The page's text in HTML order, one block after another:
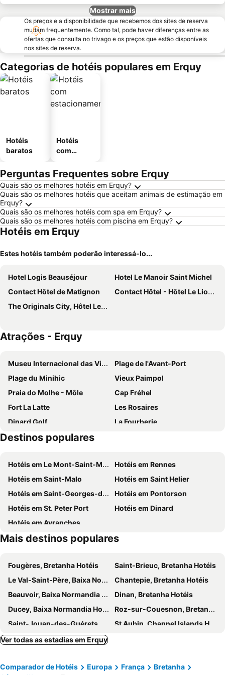
Mostrar mais
Os preços e a disponibilidade que recebemos dos sites de reserva
mudam frequentemente. Como tal, pode haver diferenças entre as
ofertas que consulta no trivago e os preços que estão disponíveis
nos sites de reserva.
Categorias de hotéis populares em Erquy
Hotéis
baratos
Hotéis
com
mento
Perguntas Frequentes sobre Erquy
Quais são os melhores hotéis em Erquy?
Quais são os melhores hotéis que aceitam animais de estimação em
Erquy?
Quais são os melhores hotéis com spa em Erquy?
Quais são os melhores hotéis com piscina em Erquy?
Hotéis em Erquy
Estes hotéis também poderão interessá-lo...
Hotel Logis Beauséjour
Hotel Le Manoir Saint Michel
Contact Hôtel de Matignon
Contact Hôtel - Hôtel Le Lion d'Or Lamballe
The Originals City, Hôtel Les Caps, Saint-Brieuc Est
Atrações - Erquy
Museu Internacional das Viagens de Longo Curso pelo Cabo Horn
Plage de l'Avant-Port
Plage du Minihic
Vieux Paimpol
Praia do Molhe - Môle
Cap Fréhel
Fort La Latte
Les Rosaires
Dinard Golf
La Fourberie
Aeroporto de Dinard Pleurtuit Saint-Malo
Plage des Chevrets
Le Moulin à Marée du Birlot
Temple de Lanleff
Destinos populares
Hotéis em Le Mont-Saint-Michel
Hotéis em Rennes
Hotéis em Saint-Malo
Hotéis em Saint Helier
Hotéis em Saint-Georges-de-Gréhaigne
Hotéis em Pontorson
Hotéis em St. Peter Port
Hotéis em Dinard
Hotéis em Avranches
Mais destinos populares
Fougères, Bretanha Hotéis
Saint-Brieuc, Bretanha Hotéis
Le Val-Saint-Père, Baixa Normandia Hotéis
Chantepie, Bretanha Hotéis
Beauvoir, Baixa Normandia Hotéis
Dinan, Bretanha Hotéis
Ducey, Baixa Normandia Hotéis
Roz-sur-Couesnon, Bretanha Hotéis
Saint-Jouan-des-Guérets, Bretanha Hotéis
St Aubin, Channel Islands Hotéis
Loudéac, Bretanha Hotéis
Granville, Baixa Normandia Hotéis
Lanvallay, Bretanha Hotéis
Ver todas as estadias em Erquy
Comparador de Hotéis Europa França
Bretanha